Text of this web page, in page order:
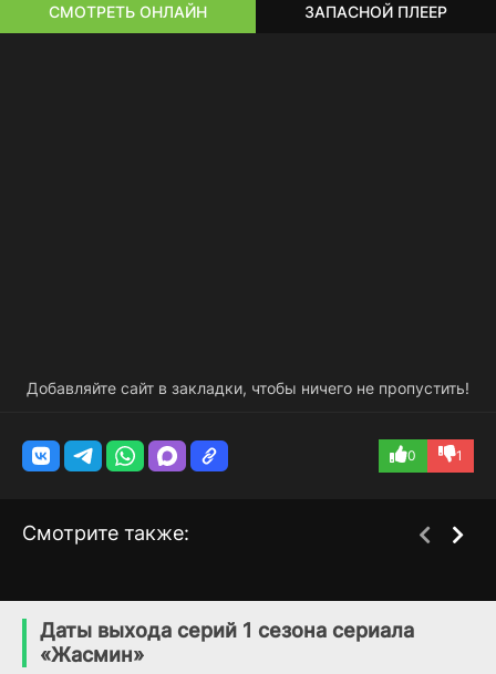
СМОТРЕТЬ ОНЛАЙН ЗАПАСНОЙ ПЛЕЕР
Добавляйте сайт в закладки, чтобы ничего не пропустить!
0 1
Смотрите также:
8.029
Даты выхода серий 1 сезона сериала
«Жасмин»